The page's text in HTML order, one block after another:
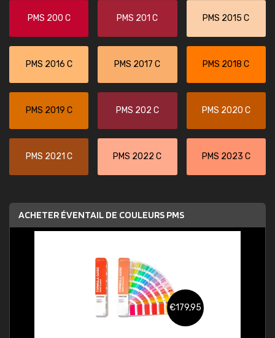
PMS 200 C PMS 201 C PMS 2015 C
PMS 2016 C PMS 2017 C PMS 2018 C
PMS 2019 C PMS 202 C PMS 2020 C
PMS 2021 C PMS 2022 C PMS 2023 C
ACHETER ÉVENTAIL DE COULEURS PMS
€179,95